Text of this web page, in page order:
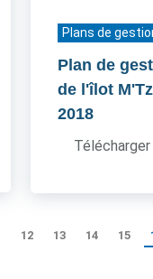
Plans de
Plan de
de l'îlot
2018
12 13 14 15